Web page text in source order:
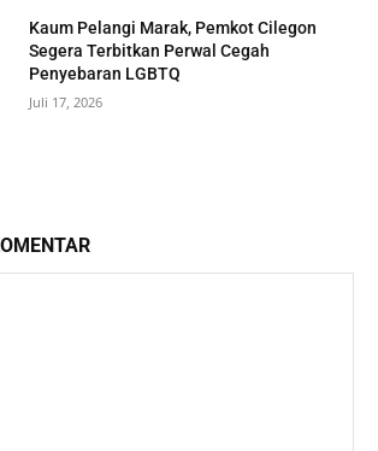
Kaum Pelangi Marak, Pemkot Cilegon
Segera Terbitkan Perwal Cegah
Penyebaran LGBTQ
Juli 17, 2026